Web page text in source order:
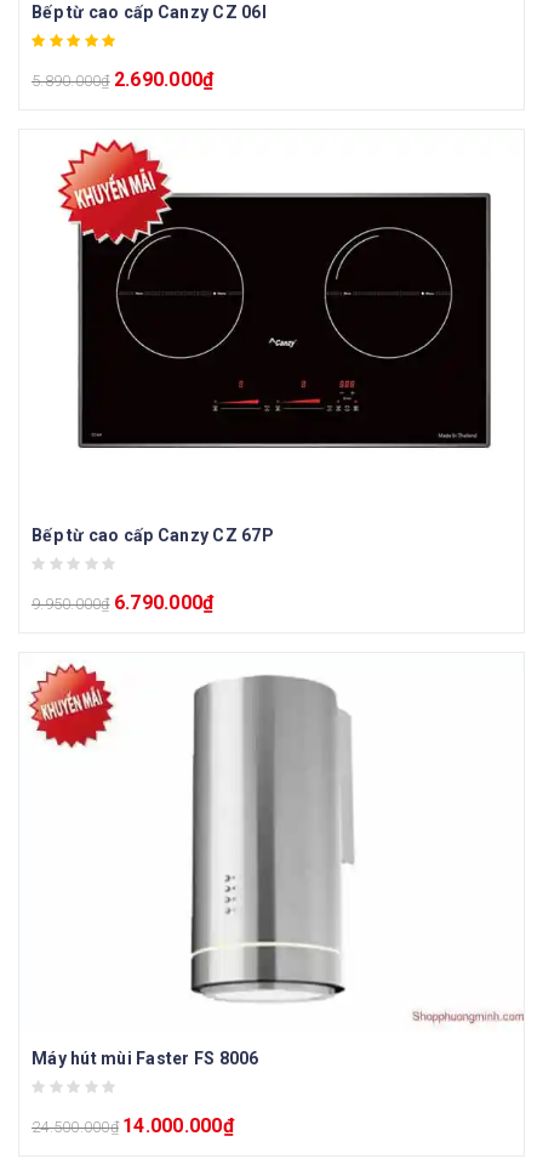
Bếp từ cao cấp Canzy CZ 06I
5.890.000₫ 2.690.000₫
Bếp từ cao cấp Canzy CZ 67P
9.950.000₫ 6.790.000₫
Máy hút mùi Faster FS 8006
24.500.000₫ 14.000.000₫